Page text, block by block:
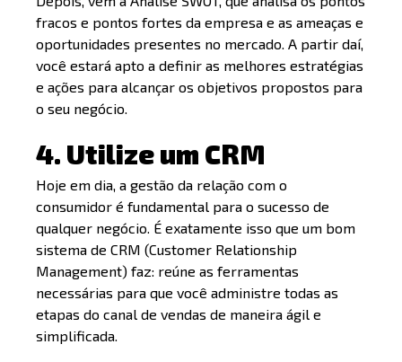
fracos e pontos fortes da empresa e as ameaças e
oportunidades presentes no mercado. A partir daí,
você estará apto a definir as melhores estratégias
e ações para alcançar os objetivos propostos para
o seu negócio.
4. Utilize um CRM
Hoje em dia, a gestão da relação com o
consumidor é fundamental para o sucesso de
qualquer negócio. É exatamente isso que um bom
sistema de CRM (Customer Relationship
Management) faz: reúne as ferramentas
necessárias para que você administre todas as
etapas do canal de vendas de maneira ágil e
simplificada.